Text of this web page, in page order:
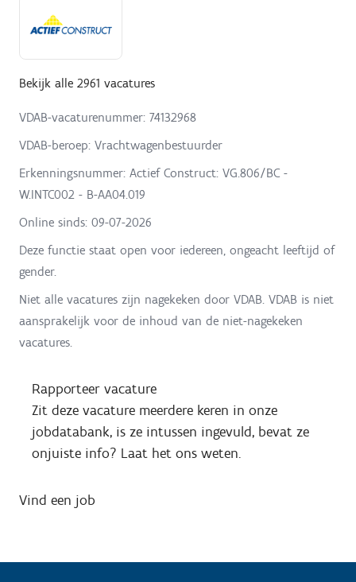
Bekijk alle 2961 vacatures
VDAB-vacaturenummer: 74132968
VDAB-beroep: Vrachtwagenbestuurder
Erkenningsnummer: Actief Construct: VG.806/BC -
W.INTC002 - B-AA04.019
Online sinds: 09-07-2026
Deze functie staat open voor iedereen, ongeacht leeftijd of
gender.
Niet alle vacatures zijn nagekeken door VDAB. VDAB is niet
aansprakelijk voor de inhoud van de niet-nagekeken
vacatures.
Rapporteer vacature
Zit deze vacature meerdere keren in onze
jobdatabank, is ze intussen ingevuld, bevat ze
onjuiste info? Laat het ons weten.
Vind een job